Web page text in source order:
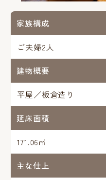
家族構成
ご夫婦2人
建物概要
平屋／板倉造り
延床面積
171.06㎡
主な仕上